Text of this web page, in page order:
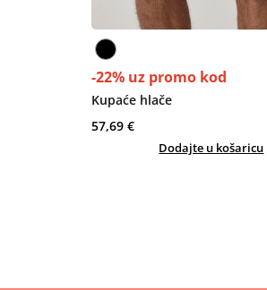
-22% uz promo kod
Kupaće hlače
57,69 €
Dodajte u košaricu